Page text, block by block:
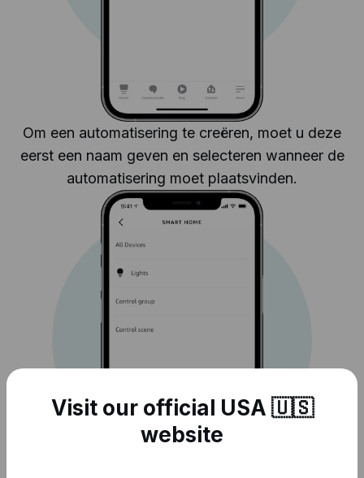
Om een automatisering te creëren, moet u deze
eerst een naam geven en selecteren wanneer de
automatisering moet plaatsvinden.
Visit our official USA 🇺🇸
website